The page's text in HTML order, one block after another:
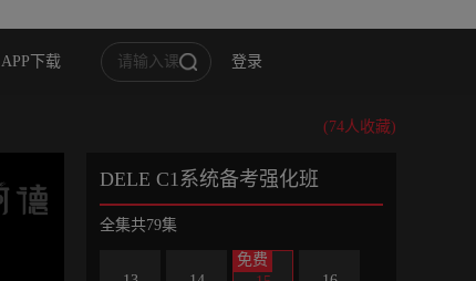
APP下载 登录
(74人收藏)
DELE C1系统备考强化班
全集共79集
1 2
9
免费